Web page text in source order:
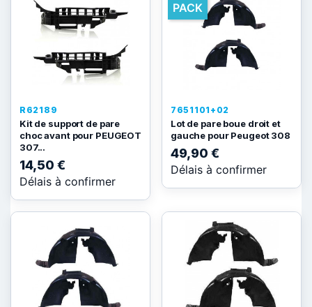
R62189
Kit de support de pare
choc avant pour PEUGEOT
307...
14,50 €
Délais à confirmer
PACK
7651101+02
Lot de pare boue droit et
gauche pour Peugeot 308
49,90 €
Délais à confirmer